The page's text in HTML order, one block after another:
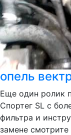
опель
Еще один ролик
Спортег SL с
фильтра и
замене